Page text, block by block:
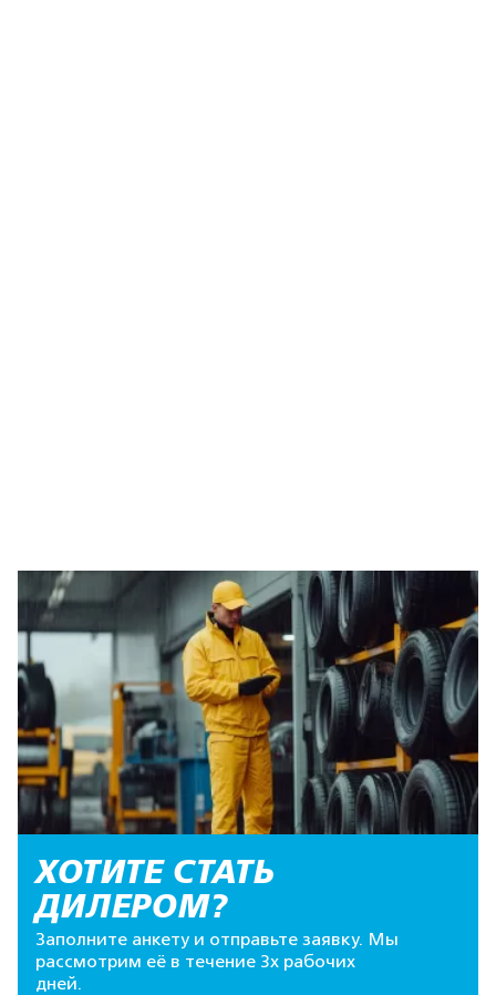
ХОТИТЕ СТАТЬ
ДИЛЕРОМ?
Заполните анкету и отправьте заявку. Мы
рассмотрим её в течение 3х рабочих
дней.